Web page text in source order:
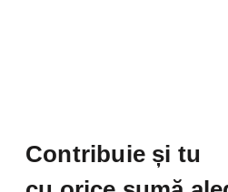
Contribuie și tu